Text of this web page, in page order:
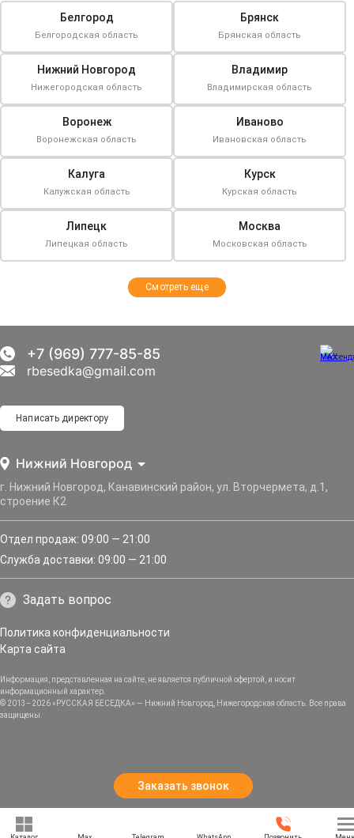
Белгород
Белгородская область
Брянск
Брянская область
Нижний Новгород
Нижегородская область
Владимир
Владимирская область
Воронеж
Воронежская область
Иваново
Ивановская область
Калуга
Калужская область
Курск
Курская область
Липецк
Липецкая область
Москва
Московская область
Смотреть еще
Нижний Новгород
г. Нижний Новгород, Канавинский район, ул. Вторчермета, д.1,
строение К2
Отдел продаж: 09:00 — 21:00
Служба доставки: 09:00 — 21:00
Написать директору
+7 (969) 777-85-85
rbesedka@gmail.com
Задать вопрос
Политика конфиденциальности
Карта сайта
© 2013–2026 «РУССКАЯ БЕСЕДКА» — Нижний Новгород, Нижегородская область. Все права
защищены.
Информация, представленная на сайте, не является публичной офертой, и носит
информационный характер.
Заказать звонок